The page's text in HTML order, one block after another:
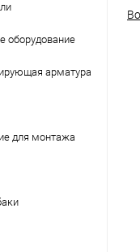
оборудование
арматура
для монтажа